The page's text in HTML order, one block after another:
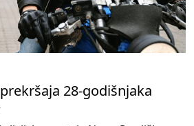
28-godišnjaka